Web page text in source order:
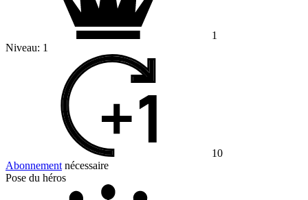
1
Niveau: 1
10
Abonnement nécessaire
Pose du héros